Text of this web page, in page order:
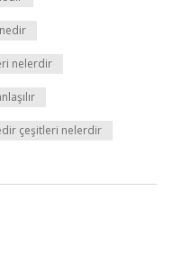
nelerdir
çeşitleri nelerdir